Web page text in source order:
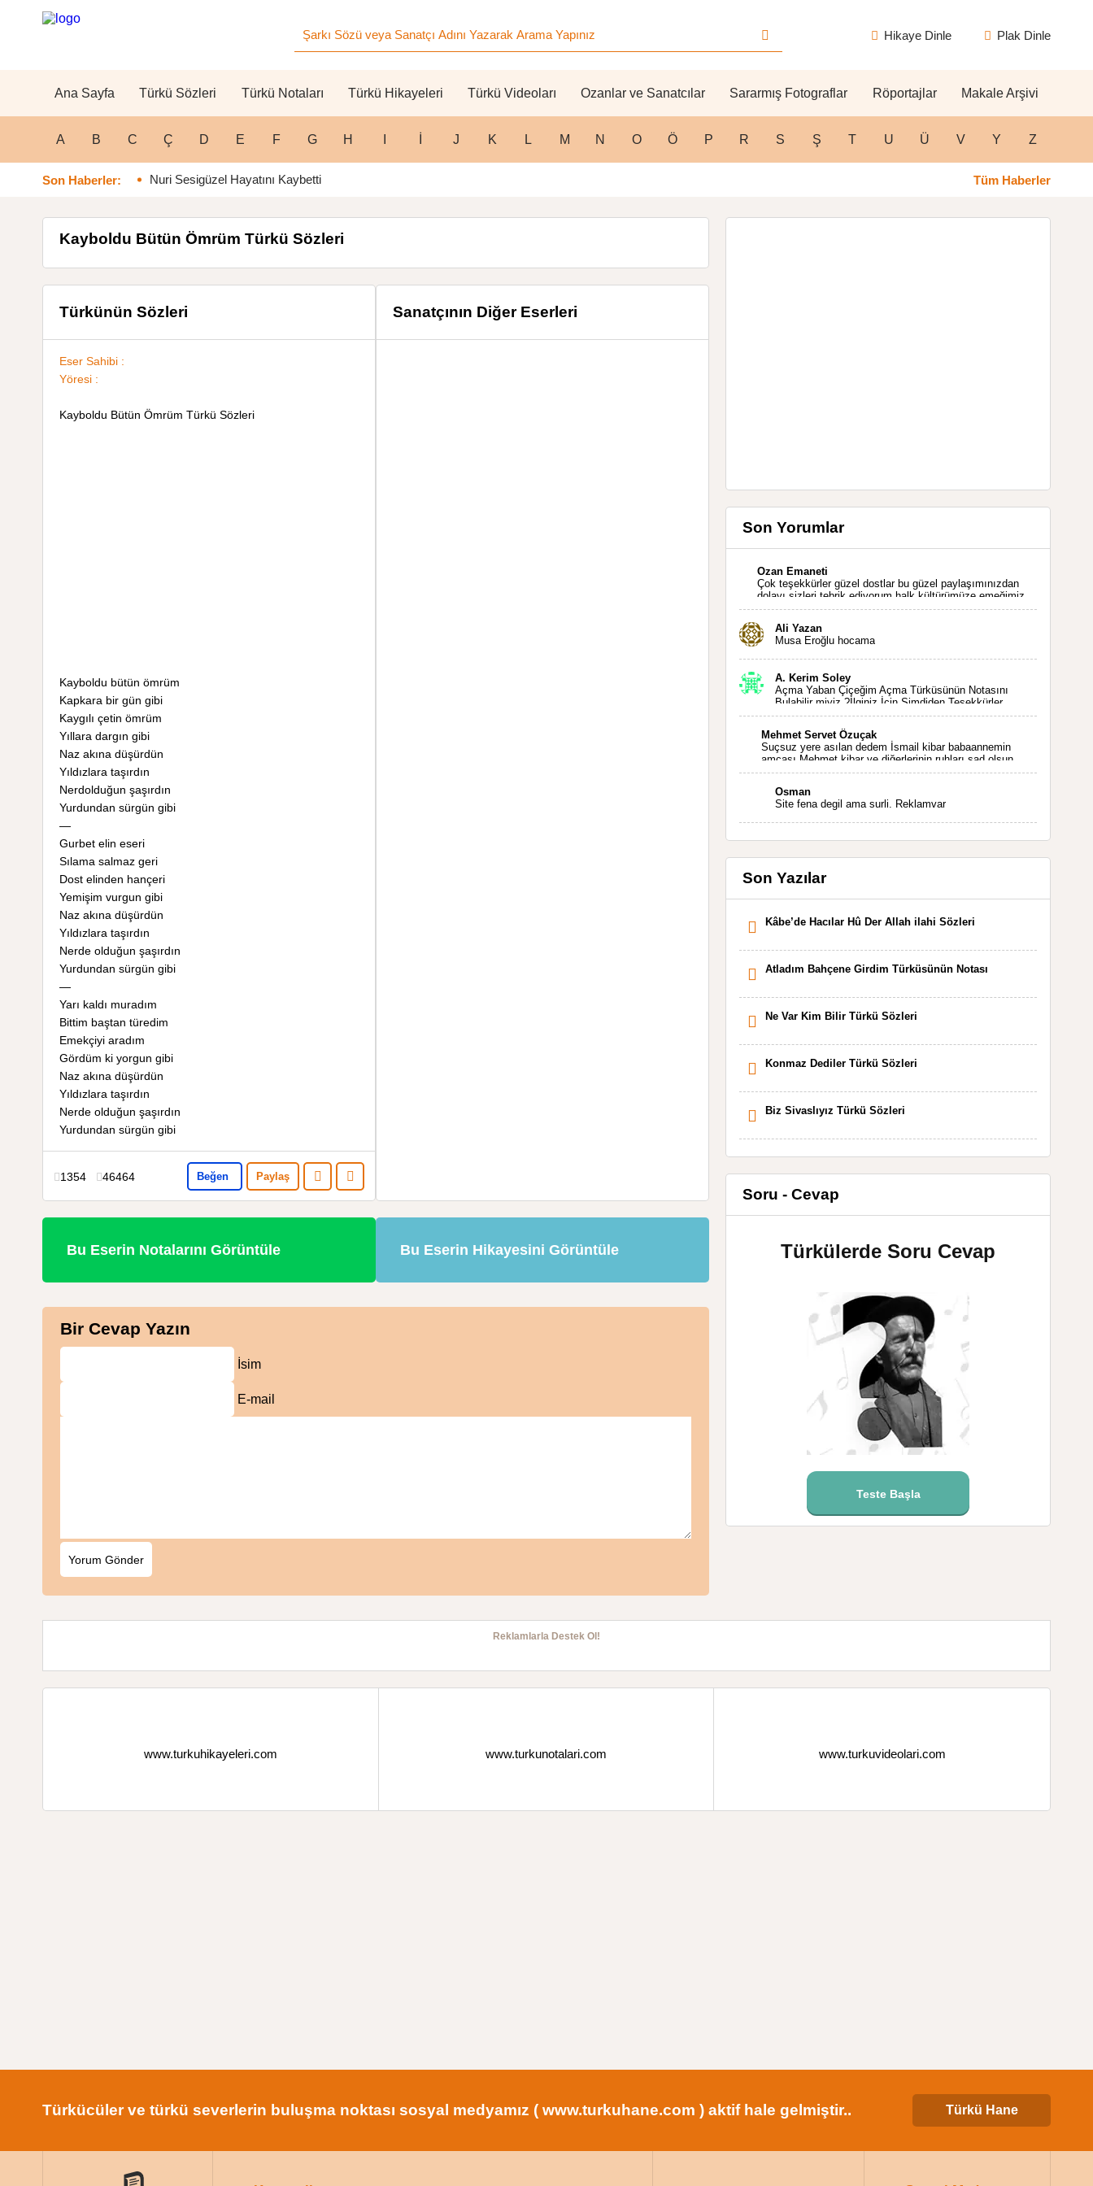
Hikaye Dinle Plak Dinle
Ana Sayfa Türkü Sözleri Türkü Notaları Türkü Hikayeleri Türkü Videoları Ozanlar ve Sanatcılar Sararmış Fotograflar Röportajlar Makale Arşivi
A B C Ç D E F G H J K L M N O Ö P R S Ş T U Ü V Y Z
Son Haberler: Nuri Sesigüzel Hayatını Kaybetti Tüm Haberler
Kayboldu Bütün Ömrüm Türkü Sözleri
Türkünün Sözleri
Eser Sahibi :
Yöresi :
Kayboldu Bütün Ömrüm Türkü Sözleri
Kayboldu bütün ömrüm
Kapkara bir gün gibi
Kaygılı çetin ömrüm
Yıllara dargın gibi
Naz akına düşürdün
Yıldızlara taşırdın
Nerdolduğun şaşırdın
Yurdundan sürgün gibi
—
Gurbet elin eseri
Sılama salmaz geri
Dost elinden hançeri
Yemişim vurgun gibi
Naz akına düşürdün
Yıldızlara taşırdın
Nerde olduğun şaşırdın
Yurdundan sürgün gibi
—
Yarı kaldı muradım
Bittim baştan türedim
Emekçiyi aradım
Gördüm ki yorgun gibi
Naz akına düşürdün
Yıldızlara taşırdın
Nerde olduğun şaşırdın
Yurdundan sürgün gibi
1354 46464 Beğen Paylaş
Sanatçının Diğer Eserleri
Bu Eserin Notalarını Görüntüle Bu Eserin Hikayesini Görüntüle
Bir Cevap Yazın
İsim
E-mail
Son Yorumlar
Ozan Emaneti
Çok teşekkürler güzel dostlar bu güzel paylaşımınızdan
dolayı sizleri tebrik ediyorum halk kültürümüze emeğimiz
geçti ise ne mutlu bizlere sizlerin sayesinde türkülerimiz
ölmeyecektir tekrar teşekkürler saygılarımla
Ali Yazan
Musa Eroğlu hocama
A. Kerim Soley
Açma Yaban Çiçeğim Açma Türküsünün Notasını
Bulabilir miyiz ?İlginiz İçin Şimdiden Teşekkürler.
Mehmet Servet Özuçak
Suçsuz yere asılan dedem İsmail kibar babaannemin
amcası Mehmet kibar ve diğerlerinin ruhları şad olsun.
Kahrolsun Cemal paşa
Osman
Site fena degil ama surli. Reklamvar
Son Yazılar
Kâbe’de Hacılar Hû Der Allah ilahi Sözleri
Atladım Bahçene Girdim Türküsünün Notası
Ne Var Kim Bilir Türkü Sözleri
Konmaz Dediler Türkü Sözleri
Biz Sivaslıyız Türkü Sözleri
Soru - Cevap
Türkülerde Soru Cevap
Teste Başla
Reklamlarla Destek Ol!
www.turkuhikayeleri.com www.turkunotalari.com www.turkuvideolari.com
Türkücüler ve türkü severlerin buluşma noktası sosyal medyamız ( www.turkuhane.com ) aktif hale gelmiştir.. Türkü Hane